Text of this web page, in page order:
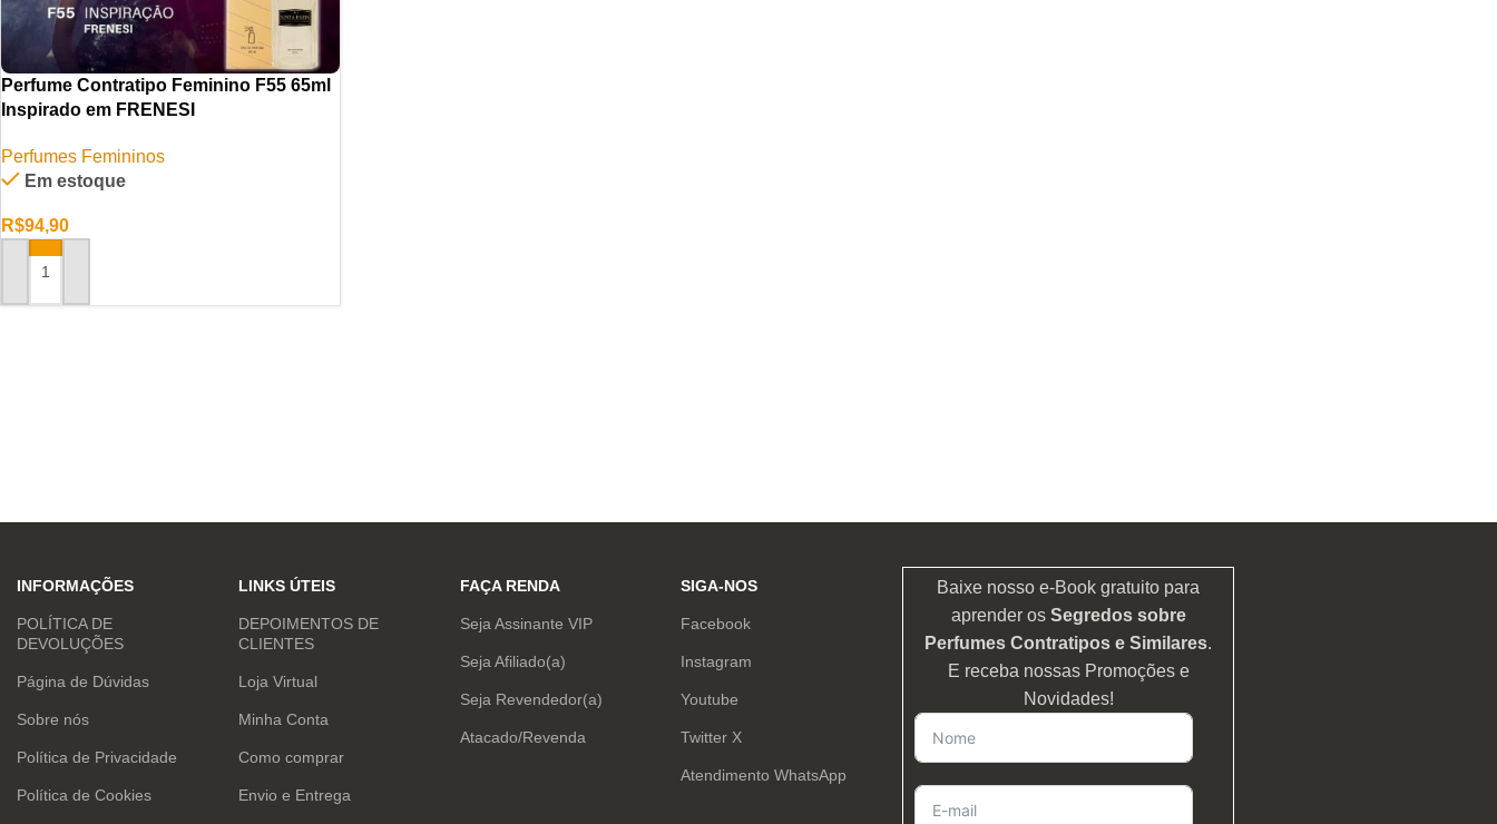
Perfume Contratipo Feminino F55 65ml
Inspirado em FRENESI
Perfumes Femininos
Em estoque
R$94,90
ADICIONAR AO CARRINHO
INFORMAÇÕES
POLÍTICA DE
DEVOLUÇÕES
Página de Dúvidas
Sobre nós
Política de Privacidade
Política de Cookies
LINKS ÚTEIS
DEPOIMENTOS DE
CLIENTES
Loja Virtual
Minha Conta
Como comprar
Envio e Entrega
FAÇA RENDA
Seja Assinante VIP
Seja Afiliado(a)
Seja Revendedor(a)
Atacado/Revenda
SIGA-NOS
Facebook
Instagram
Youtube
Twitter X
Atendimento WhatsApp
Baixe nosso e-Book gratuito para
aprender os Segredos sobre
Perfumes Contratipos e Similares.
E receba nossas Promoções e
Novidades!